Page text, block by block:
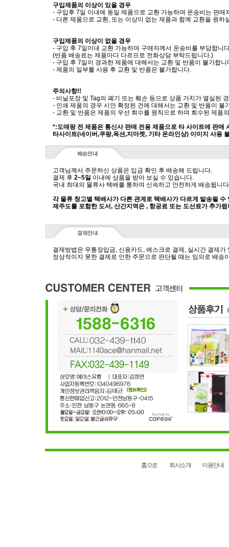
구입제품의 이상이 있을 경우
- 구입후 7일 이내에 동일 제품으로 교환 가능하며 운송비는 판매
- 다른 제품으로 교환, 또는 이상이 없는 제품과 함께 교환을 원하
구입제품의 이상이 없을 경우
- 구입 후 7일이내 교환 가능하며 구매자께서 운송비를 부담합니
(반품 배송료는 제품마다 다르므로 전화상담 부탁드립니다.)
- 구입 후 7일이 경과한 제품에 대해서는 교환 및 반품이 불가합니
- 제품의 일부를 사용 후 교환 및 반품은 불가합니다.
주의사항!!
- 비닐포장 및 Tag의 폐기 또는 훼손 등으로 상품 가치가 멸실된
- 인쇄 제품의 경우 시안 확정된 건에 대해서는 교환 및 반품이 불
- 교환 및 반품은 제품의 우선 회수를 원칙으로 하며 회수된 제품
*:도매팡 전 제품은 통신사 판매 전용 제품으로 타 사이트에 판매
타사이트(네이버,쿠팡,옥션,지마켓, 기타 온라인상) 이미지 사용
고객님께서 주문하신 상품은 입금 확인 후 배송해 드립니다.
결제 후 2~5일 이내에 상품을 받아 보실 수 있습니다.
국내 최대의 물류사 택배를 통하여 신속하고 안전하게 배송됩니
각 물류 창고별 택배사가 다른 관계로 택배사가 다르게 발송될 수
제주도를 포함한 도서, 산간지역은 , 항공료 또는 도선료가 추가됩
결제방법은 무통장입금, 신용카드, 에스크로 결제, 실시간 결제가
정상적이지 못한 결제로 인한 주문으로 판단될 때는 임의로 배송
홈으로 회사소개 이용안내